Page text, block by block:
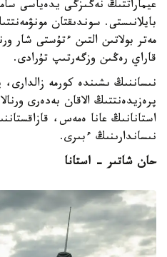
عيماراتتىڭ نەگىزگى يدەياسى
مەتر بولاتىن التىن ءتۇستى شار
قاراي رەڭىن وزگەرتىپ تۇرادى.
نىساننىڭ ىشىندە كورمە زالدارى،
پرەزيدەنتتىڭ الاقان بەدەرى
استانانىڭ عانا ەمەس،
نىساندارىنىڭ ءبىرى.
حان شاتىر - استانا